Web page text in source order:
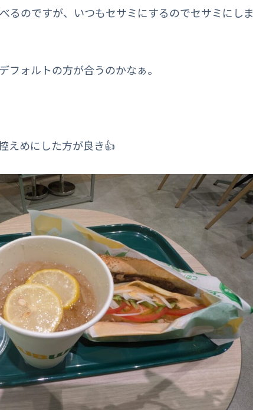
るのですが、いつもセサミにするのでセサミにしま
フォルトの方が合うのかなぁ。
えめにした方が良き👍